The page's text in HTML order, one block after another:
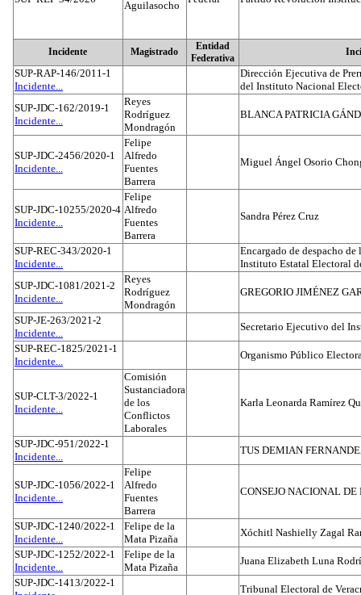
Aguilasocho
Incidente Magistrado
Entidad
Federativa
SUP-RAP-146/2011-1
Incidente...
Dirección Ejecutiva de
del Instituto Nacional
SUP-JDC-162/2019-1
Incidente...
Reyes
Rodríguez
Mondragón
BLANCA PATRICIA
SUP-JDC-2456/2020-1
Incidente...
Felipe
Alfredo
Fuentes
Barrera
Miguel Ángel Osorio
SUP-JDC-10255/2020-4
Incidente...
Felipe
Alfredo
Fuentes
Barrera
Sandra Pérez Cruz
SUP-REC-343/2020-1
Incidente...
Encargado de despacho
Instituto Estatal Electoral
SUP-JDC-1081/2021-2
Incidente...
Reyes
Rodríguez
Mondragón
GREGORIO JIMÉNEZ
SUP-JE-263/2021-2
Incidente...
Secretario Ejecutivo del
SUP-REC-1825/2021-1
Incidente...
Organismo Público
SUP-CLT-3/2022-1
Incidente...
Comisión
Sustanciadora
de los
Conflictos
Laborales
Karla Leonarda Ramírez
SUP-JDC-951/2022-1
Incidente...
TUS DEMIAN
SUP-JDC-1056/2022-1
Incidente...
Felipe
Alfredo
Fuentes
Barrera
CONSEJO NACIONAL
SUP-JDC-1240/2022-1
Incidente...
Felipe de la
Mata Pizaña
Xóchitl Nashielly Zagal
SUP-JDC-1252/2022-1
Incidente...
Felipe de la
Mata Pizaña
Juana Elizabeth Luna
SUP-JDC-1413/2022-1
Tribunal Electoral de